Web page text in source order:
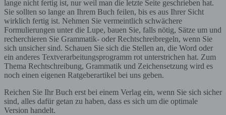
lange nicht fertig ist, nur weil man die letzte Seite geschrieben hat.
Sie sollten so lange an Ihrem Buch feilen, bis es aus Ihrer Sicht
wirklich fertig ist. Nehmen Sie vermeintlich schwächere
Formulierungen unter die Lupe, bauen Sie, falls nötig, Sätze um und
recherchieren Sie Grammatik- oder Rechtschreibregeln, wenn Sie
sich unsicher sind. Schauen Sie sich die Stellen an, die Word oder
ein anderes Textverarbeitungsprogramm rot unterstrichen hat. Zum
Thema Rechtschreibung, Grammatik und Zeichensetzung wird es
noch einen eigenen Ratgeberartikel bei uns geben.
Reichen Sie Ihr Buch erst bei einem Verlag ein, wenn Sie sich sicher
sind, alles dafür getan zu haben, dass es sich um die optimale
Version handelt.